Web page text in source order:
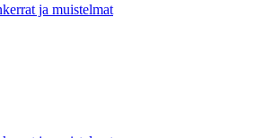
ja muistelmat